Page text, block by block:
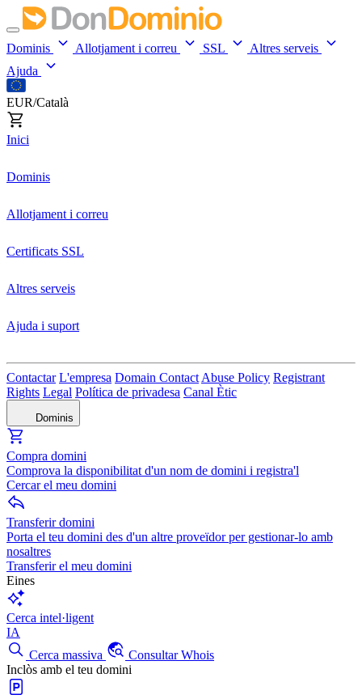
Dominis Allotjament i correu SSL
Altres serveis
Ajuda
EUR/Català
Inici
Dominis
Allotjament i correu
Certificats SSL
Altres serveis
Ajuda i suport
Contactar L'empresa Domain Contact Abuse Policy Registrant
Rights Legal Política de privadesa Canal Ètic
Dominis
Compra domini
Comprova la disponibilitat d'un nom de domini i registra'l
Cercar el meu domini
Transferir domini
Porta el teu domini des d'un altre proveïdor per gestionar-lo amb
nosaltres
Transferir el meu domini
Eines
Cerca intel·ligent
IA
Cerca massiva
Consultar Whois
Inclòs amb el teu domini